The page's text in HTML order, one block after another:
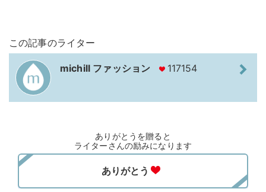
この記事のライター
michill ファッション 117154
ありがとうを贈ると
ライターさんの励みになります